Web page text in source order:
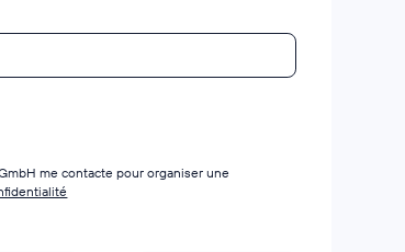
me contacte pour organiser une